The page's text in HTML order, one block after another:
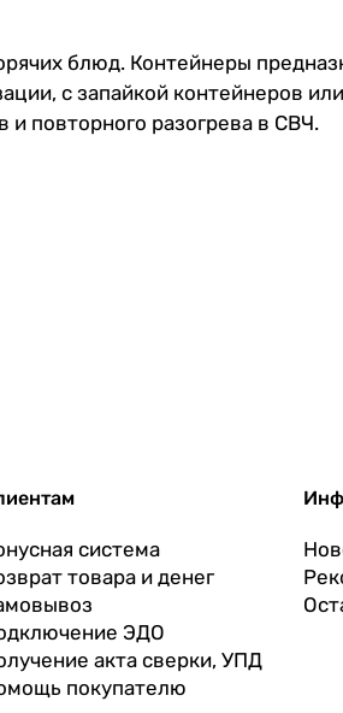
блюд. Контейнеры
с запайкой контейнеров
и повторного разогрева в СВЧ.
система
товара и денег
ЭДО
акта сверки, УПД
покупателю